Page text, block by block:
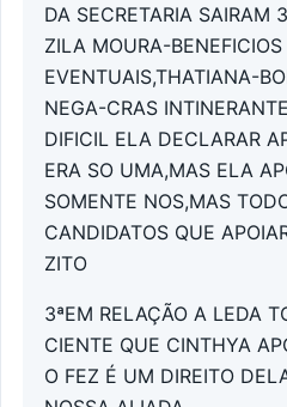
DA SECRETARIA SAIRAM
ZILA MOURA-BENEFICIOS
EVENTUAIS,THATIANA-
NEGA-CRAS
DIFICIL ELA DECLARAR
ERA SO UMA,MAS ELA
SOMENTE NOS,MAS
CANDIDATOS QUE
ZITO
3ªEM RELAÇÃO A LEDA
CIENTE QUE CINTHYA
O FEZ É UM DIREITO